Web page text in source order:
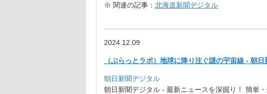
※ 関連の記事： 北海道新聞デジタル
2024.12.09
（ぶらっとラボ）地球に降り注ぐ謎の宇宙線 - 朝
朝日新聞デジタル
朝日新聞デジタル - 最新ニュースを深掘り！ 簡単